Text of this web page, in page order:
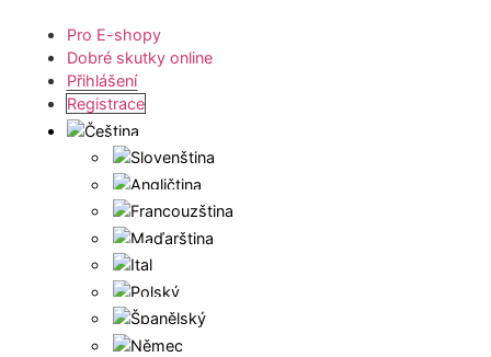
Pro E-shopy
Dobré skutky online
Přihlášení
Registrace